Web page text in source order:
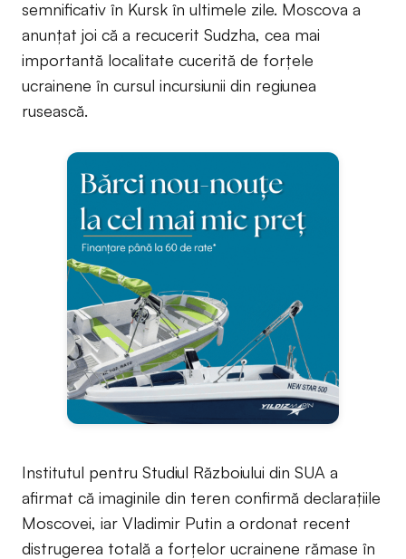
semnificativ în Kursk în ultimele zile. Moscova a
anunțat joi că a recucerit Sudzha, cea mai
importantă localitate cucerită de forțele
ucrainene în cursul incursiunii din regiunea
rusească.
Institutul pentru Studiul Războiului din SUA a
afirmat că imaginile din teren confirmă declarațiile
Moscovei, iar Vladimir Putin a ordonat recent
distrugerea totală a forțelor ucrainene rămase în